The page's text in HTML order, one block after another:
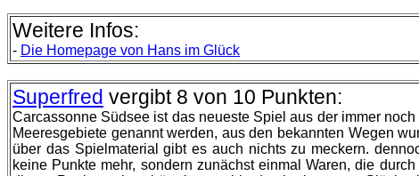
Weitere Infos:
- Die Homepage von Hans im Glück
Superfred vergibt 8 von 10 Punkten:
Carcassonne Südsee ist das neueste Spiel aus der immer
Meeresgebiete genannt werden, aus den bekannten Wegen
über das Spielmaterial gibt es auch nichts zu meckern.
keine Punkte mehr, sondern zunächst einmal Waren, die